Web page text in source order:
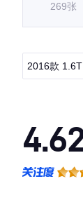
269张
2016款